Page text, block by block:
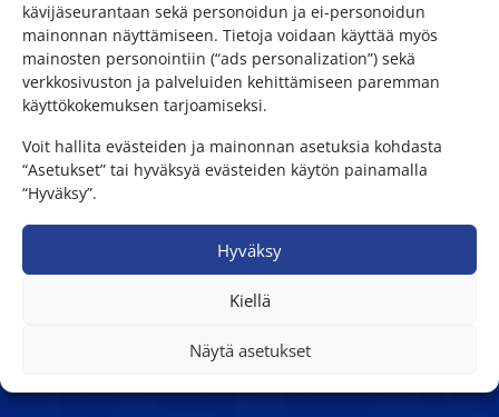
kävijäseurantaan sekä personoidun ja ei-personoidun
mainonnan näyttämiseen. Tietoja voidaan käyttää myös
mainosten personointiin (“ads personalization”) sekä
verkkosivuston ja palveluiden kehittämiseen paremman
käyttökokemuksen tarjoamiseksi.
Voit hallita evästeiden ja mainonnan asetuksia kohdasta
“Asetukset” tai hyväksyä evästeiden käytön painamalla
“Hyväksy”.
Hyväksy
Kiellä
Näytä asetukset